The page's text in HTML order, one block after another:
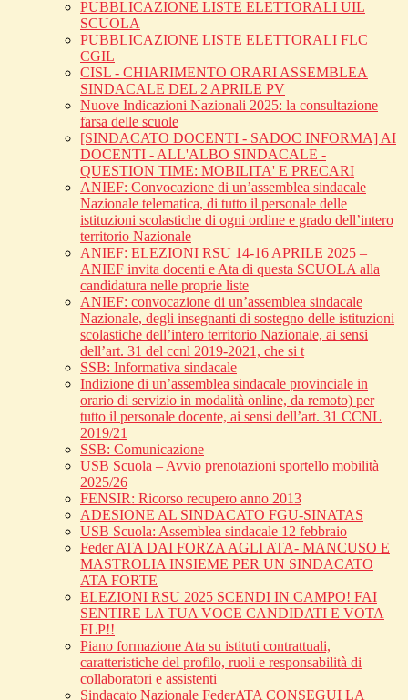
PUBBLICAZIONE LISTE ELETTORALI UIL
SCUOLA
PUBBLICAZIONE LISTE ELETTORALI FLC
CGIL
CISL - CHIARIMENTO ORARI ASSEMBLEA
SINDACALE DEL 2 APRILE PV
Nuove Indicazioni Nazionali 2025: la consultazione
farsa delle scuole
[SINDACATO DOCENTI - SADOC INFORMA] AI
DOCENTI - ALL'ALBO SINDACALE -
QUESTION TIME: MOBILITA' E PRECARI
ANIEF: Convocazione di un’assemblea sindacale
Nazionale telematica, di tutto il personale delle
istituzioni scolastiche di ogni ordine e grado dell’intero
territorio Nazionale
ANIEF: ELEZIONI RSU 14-16 APRILE 2025 –
ANIEF invita docenti e Ata di questa SCUOLA alla
candidatura nelle proprie liste
ANIEF: convocazione di un’assemblea sindacale
Nazionale, degli insegnanti di sostegno delle istituzioni
scolastiche dell’intero territorio Nazionale, ai sensi
dell’art. 31 del ccnl 2019-2021, che si t
SSB: Informativa sindacale
Indizione di un’assemblea sindacale provinciale in
orario di servizio in modalità online, da remoto) per
tutto il personale docente, ai sensi dell’art. 31 CCNL
2019/21
SSB: Comunicazione
USB Scuola – Avvio prenotazioni sportello mobilità
2025/26
FENSIR: Ricorso recupero anno 2013
ADESIONE AL SINDACATO FGU-SINATAS
USB Scuola: Assemblea sindacale 12 febbraio
Feder ATA DAI FORZA AGLI ATA- MANCUSO E
MASTROLIA INSIEME PER UN SINDACATO
ATA FORTE
ELEZIONI RSU 2025 SCENDI IN CAMPO! FAI
SENTIRE LA TUA VOCE CANDIDATI E VOTA
FLP!!
Piano formazione Ata su istituti contrattuali,
caratteristiche del profilo, ruoli e responsabilità di
collaboratori e assistenti
Sindacato Nazionale FederATA CONSEGUI LA